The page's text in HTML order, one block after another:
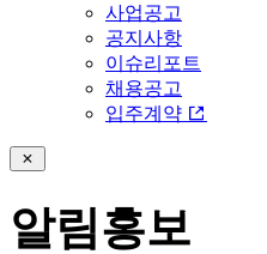
사업공고
공지사항
이슈리포트
채용공고
입주계약
알림홍보